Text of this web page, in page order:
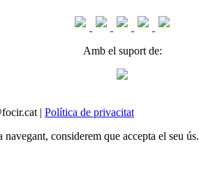
Amb el suport de:
| Política de privacitat
considerem que accepta el seu ús.